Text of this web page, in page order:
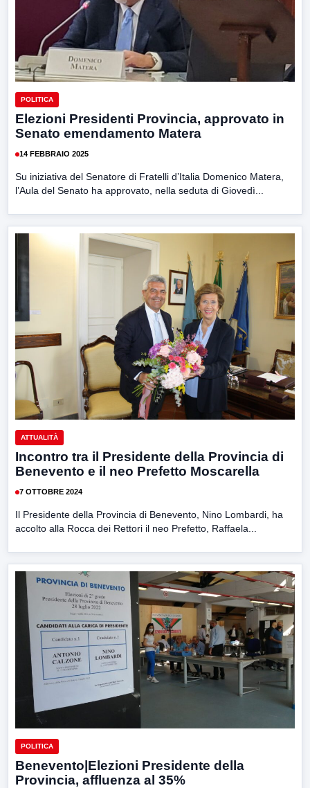
POLITICA
Elezioni Presidenti Provincia, approvato in
Senato emendamento Matera
14 FEBBRAIO 2025
Su iniziativa del Senatore di Fratelli d’Italia Domenico Matera,
l’Aula del Senato ha approvato, nella seduta di Giovedì...
ATTUALITÀ
Incontro tra il Presidente della Provincia di
Benevento e il neo Prefetto Moscarella
7 OTTOBRE 2024
Il Presidente della Provincia di Benevento, Nino Lombardi, ha
accolto alla Rocca dei Rettori il neo Prefetto, Raffaela...
POLITICA
Benevento|Elezioni Presidente della
Provincia, affluenza al 35%